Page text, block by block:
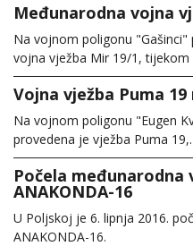
Međunarodna vojna
Na vojnom poligonu
vojna vježba Mir 19/1,
Vojna vježba Puma 19
Na vojnom poligonu "Eugen
provedena je vježba Puma
Počela međunarodna
ANAKONDA-16
U Poljskoj je 6. lipnja 2016.
ANAKONDA-16.